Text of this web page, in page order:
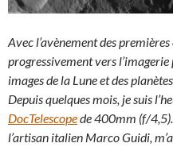
Avec l’avènement des
progressivement vers l’imagerie
images de la Lune et des
Depuis quelques mois, je suis
DocTelescopede 400mm (f/
l’artisan italien Marco Guidi,